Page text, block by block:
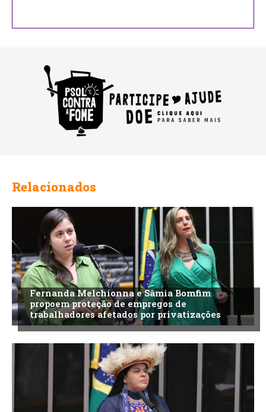
Relacionados
Fernanda Melchionna e Sâmia Bomfim
propoem proteção de empregos de
trabalhadores afetados por privatizações